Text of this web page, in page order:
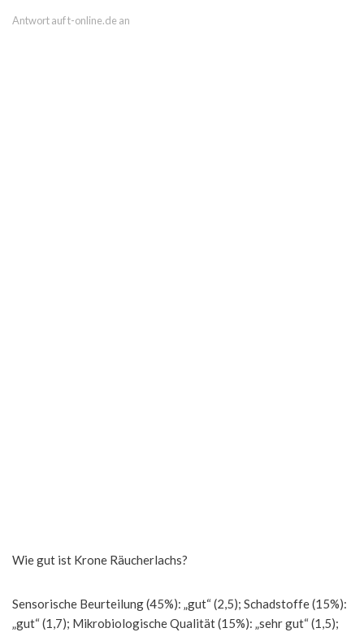
Antwort auf t-online.de an
Wie gut ist Krone Räucherlachs?
Sensorische Beurteilung (45%): „gut“ (2,5); Schadstoffe (15%):
„gut“ (1,7); Mikrobiologische Qualität (15%): „sehr gut“ (1,5);